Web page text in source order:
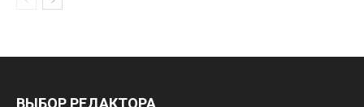
ВЫБОР РЕДАКТОРА